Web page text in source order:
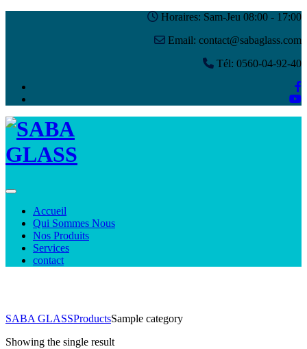
Horaires: Sam-Jeu 08:00 - 17:00
Email: contact@sabaglass.com
Tél: 0560-04-92-40
Toggle navigation
Accueil
Qui Sommes Nous
Nos Produits
Services
contact
SABA GLASSProductsSample category
Showing the single result